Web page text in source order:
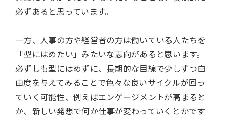
必ずあると思っています。
一方、人事の方や経営者の方は働いている人たちを
「型にはめたい」みたいな志向があると思います。
必ずしも型にはめずに、長期的な目線で少しずつ自
由度を与えてみることで色々な良いサイクルが回っ
ていく可能性、例えばエンゲージメントが高まると
か、新しい発想で何か仕事が変わっていくとかです